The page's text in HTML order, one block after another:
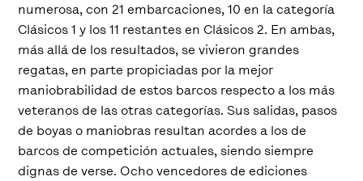
numerosa, con 21 embarcaciones, 10 en la categoría
Clásicos 1 y los 11 restantes en Clásicos 2. En ambas,
más allá de los resultados, se vivieron grandes
regatas, en parte propiciadas por la mejor
maniobrabilidad de estos barcos respecto a los más
veteranos de las otras categorías. Sus salidas, pasos
de boyas o maniobras resultan acordes a los de
barcos de competición actuales, siendo siempre
dignas de verse. Ocho vencedores de ediciones